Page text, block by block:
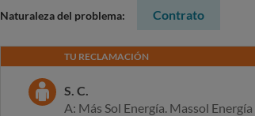
Naturaleza del problema: Contrato
TU RECLAMACIÓN
S. C.
A: Más Sol Energía. Massol Energía